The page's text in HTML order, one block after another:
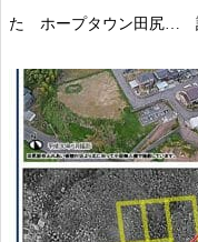
た ホープタウン田尻…